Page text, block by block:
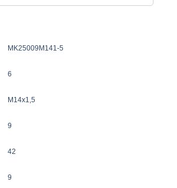
MK25009M141-5
6
M14x1,5
9
42
9